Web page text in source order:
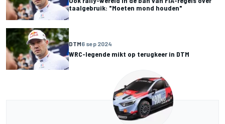
taalgebruik: "Moeten mond houden"
DTM6 sep 2024
WRC-legende mikt op terugkeer in DTM